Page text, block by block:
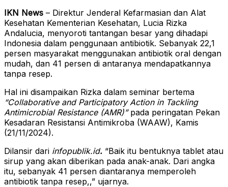
IKN News – Direktur Jenderal Kefarmasian dan Alat
Kesehatan Kementerian Kesehatan, Lucia Rizka
Andalucia, menyoroti tantangan besar yang dihadapi
Indonesia dalam penggunaan antibiotik. Sebanyak 22,1
persen masyarakat menggunakan antibiotik oral dengan
mudah, dan 41 persen di antaranya mendapatkannya
tanpa resep.
Hal ini disampaikan Rizka dalam seminar bertema
“Collaborative and Participatory Action in Tackling
Antimicrobial Resistance (AMR)”pada peringatan Pekan
Kesadaran Resistansi Antimikroba (WAAW), Kamis
(21/11/2024).
Dilansir dari infopublik.id. “Baik itu bentuknya tablet atau
sirup yang akan diberikan pada anak-anak. Dari angka
itu, sebanyak 41 persen diantaranya memperoleh
antibiotik tanpa resep,,” ujarnya.